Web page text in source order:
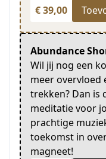
€ 39,00
Abundance
Wil jij nog een
meer overvloed
trekken? Dan is
meditatie voor
prachtige
toekomst in
magneet!